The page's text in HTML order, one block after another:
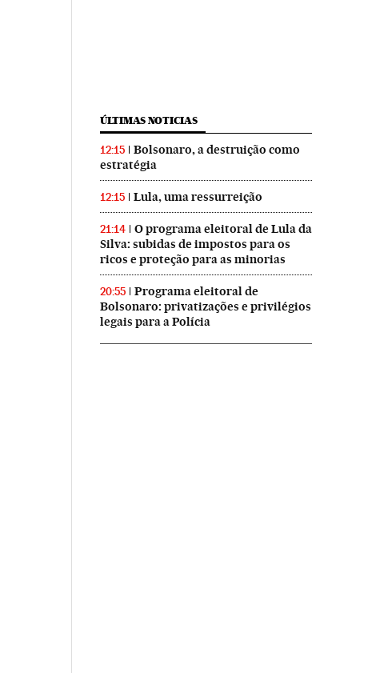
ÚLTIMAS NOTICIAS
12:15
Bolsonaro, a destruição como
estratégia
12:15 Lula, uma ressurreição
21:14
O programa eleitoral de Lula da
Silva: subidas de impostos para os
ricos e proteção para as minorias
20:55
Programa eleitoral de
Bolsonaro: privatizações e privilégios
legais para a Polícia